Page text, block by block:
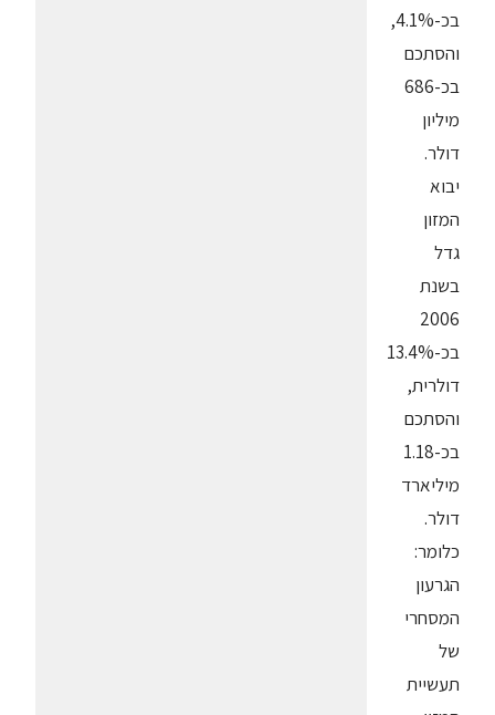
בכ-4.1%,
והסתכם
בכ-686
מיליון
דולר.
יבוא
המזון
גדל
בשנת
2006
בכ-13.4%
דולרית,
והסתכם
בכ-1.18
מיליארד
דולר.
כלומר:
הגרעון
המסחרי
של
תעשיית